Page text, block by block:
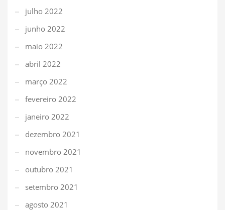
julho 2022
junho 2022
maio 2022
abril 2022
março 2022
fevereiro 2022
janeiro 2022
dezembro 2021
novembro 2021
outubro 2021
setembro 2021
agosto 2021